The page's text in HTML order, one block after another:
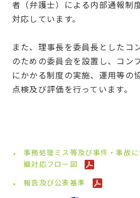
者（弁護士）による内部通報制
対応しています。
また、理事長を委員長としたコ
のための委員会を設置し、コン
にかかる制度の実施、運用等の
点検及び評価を行っています。
事務処理ミス等及び事件・事故に
織対応フロー図
報告及び公表基準